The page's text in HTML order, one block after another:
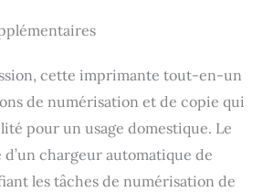
cette imprimante tout-en-un
de numérisation et de copie qui
pour un usage domestique. Le
chargeur automatique de
les tâches de numérisation de